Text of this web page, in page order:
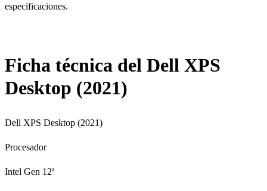
especificaciones.
Ficha técnica del Dell XPS
Desktop (2021)
Dell XPS Desktop (2021)
Procesador
Intel Gen 12ª